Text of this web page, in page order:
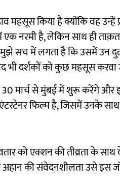
किया है क्योंकि वह उन्हें
नरमी है, लेकिन साथ ही
सच में लगता है कि उसमें उन
भी दर्शकों को कुछ महसूस करवा
मार्च से मुंबई में शुरू करेंगे और
फिल्म है, जिसमें उनके साथ
को एक्शन की तीव्रता के
अहान की संवेदनशीलता उसे